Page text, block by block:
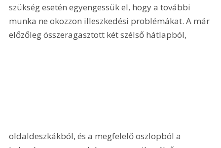
szükség esetén egyengessük el, hogy a további
munka ne okozzon illeszkedési problémákat. A már
előzőleg összeragasztott két szélső hátlapból,
oldaldeszkákból, és a megfelelő oszlopból a